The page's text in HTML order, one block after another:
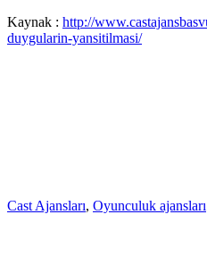
Kaynak : http://
duygularin-yansitilmasi/
Cast Ajansları, Oyunculuk ajansları